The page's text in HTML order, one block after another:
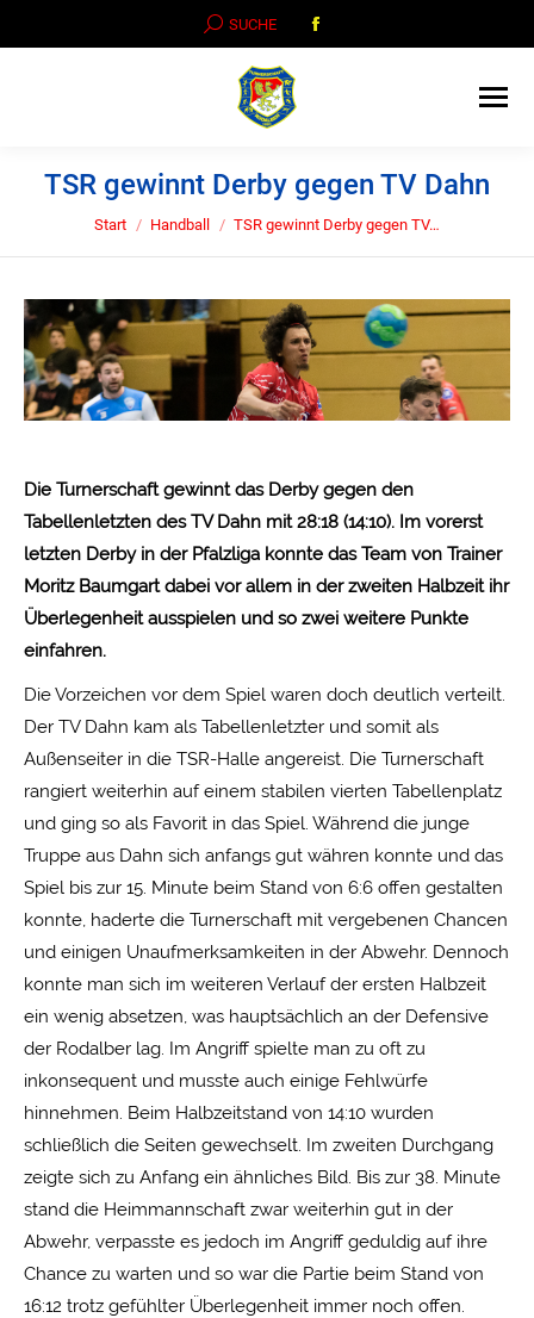
SEARCH:
SUCHE
page
window
TSR gewinnt Derby gegen TV Dahn
Sie befinden sich hier:
Start Handball TSR gewinnt Derby gegen TV…
Die Turnerschaft gewinnt das Derby gegen den
Tabellenletzten des TV Dahn mit 28:18 (14:10). Im vorerst
letzten Derby in der Pfalzliga konnte das Team von Trainer
Moritz Baumgart dabei vor allem in der zweiten Halbzeit ihr
Überlegenheit ausspielen und so zwei weitere Punkte
einfahren.
Die Vorzeichen vor dem Spiel waren doch deutlich verteilt.
Der TV Dahn kam als Tabellenletzter und somit als
Außenseiter in die TSR-Halle angereist. Die Turnerschaft
rangiert weiterhin auf einem stabilen vierten Tabellenplatz
und ging so als Favorit in das Spiel. Während die junge
Truppe aus Dahn sich anfangs gut währen konnte und das
Spiel bis zur 15. Minute beim Stand von 6:6 offen gestalten
konnte, haderte die Turnerschaft mit vergebenen Chancen
und einigen Unaufmerksamkeiten in der Abwehr. Dennoch
konnte man sich im weiteren Verlauf der ersten Halbzeit
ein wenig absetzen, was hauptsächlich an der Defensive
der Rodalber lag. Im Angriff spielte man zu oft zu
inkonsequent und musste auch einige Fehlwürfe
hinnehmen. Beim Halbzeitstand von 14:10 wurden
schließlich die Seiten gewechselt. Im zweiten Durchgang
zeigte sich zu Anfang ein ähnliches Bild. Bis zur 38. Minute
stand die Heimmannschaft zwar weiterhin gut in der
Abwehr, verpasste es jedoch im Angriff geduldig auf ihre
Chance zu warten und so war die Partie beim Stand von
16:12 trotz gefühlter Überlegenheit immer noch offen.